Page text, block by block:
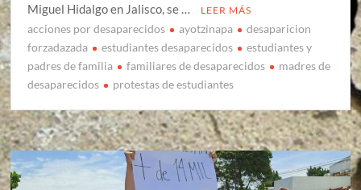
Miguel Hidalgo en Jalisco, se …
LEER MÁS
acciones por desaparecidos ayotzinapa
desaparicion
forzadazada
estudiantes desaparecidos
estudiantes y
padres de familia
familiares de desaparecidos
madres de
desaparecidos
protestas de estudiantes